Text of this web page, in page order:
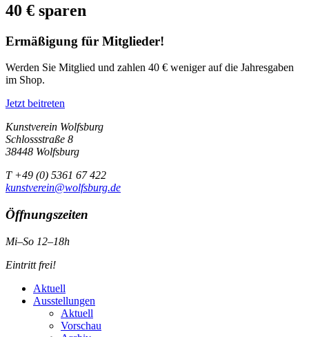
40 € sparen
Ermäßigung für Mitglieder!
Werden Sie Mitglied und zahlen 40 € weniger auf die Jahresgaben
im Shop.
Jetzt beitreten
Kunstverein Wolfsburg
Schlossstraße 8
38448 Wolfsburg
T +49 (0) 5361 67 422
kunstverein@wolfsburg.de
Öffnungszeiten
Mi–So 12–18h
Eintritt frei!
Aktuell
Ausstellungen
Aktuell
Vorschau